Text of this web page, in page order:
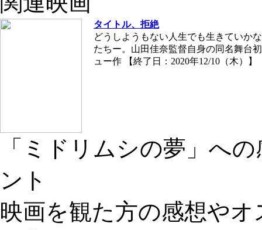
タイトル、拒絶
どうしようもない人生でも生きていか
たちー。山田佳奈監督自身の同名舞台
ュー作 【終了日：2020年12/10（木）】
「ミドリムシの夢」へ
ント
映画を観た方の感想や